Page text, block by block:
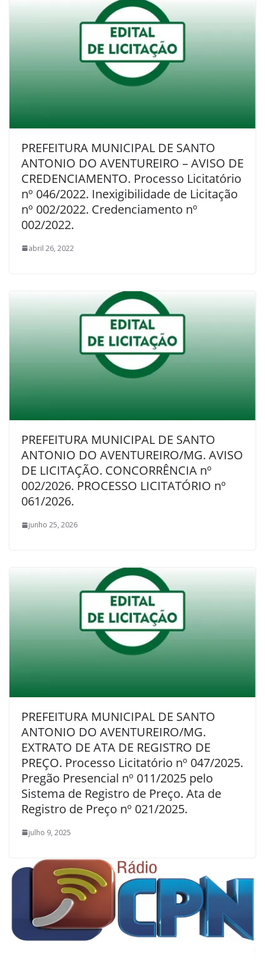
PREFEITURA MUNICIPAL DE SANTO
ANTONIO DO AVENTUREIRO – AVISO DE
CREDENCIAMENTO. Processo Licitatório
nº 046/2022. Inexigibilidade de Licitação
nº 002/2022. Credenciamento nº
002/2022.
abril 26, 2022
PREFEITURA MUNICIPAL DE SANTO
ANTONIO DO AVENTUREIRO/MG. AVISO
DE LICITAÇÃO. CONCORRÊNCIA nº
002/2026. PROCESSO LICITATÓRIO nº
061/2026.
junho 25, 2026
PREFEITURA MUNICIPAL DE SANTO
ANTONIO DO AVENTUREIRO/MG.
EXTRATO DE ATA DE REGISTRO DE
PREÇO. Processo Licitatório nº 047/2025.
Pregão Presencial nº 011/2025 pelo
Sistema de Registro de Preço. Ata de
Registro de Preço nº 021/2025.
julho 9, 2025